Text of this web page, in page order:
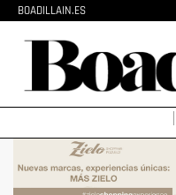
BOADILLAIN.ES